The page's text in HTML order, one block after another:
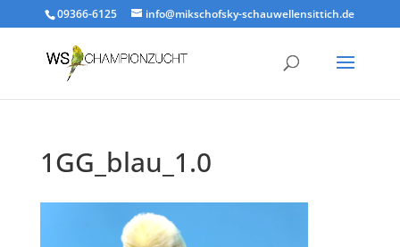
09366-6125 info@mikschofsky-schauwellensittich.de
1GG_blau_1.0